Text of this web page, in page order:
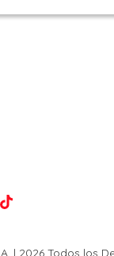
| 2026 Todos los